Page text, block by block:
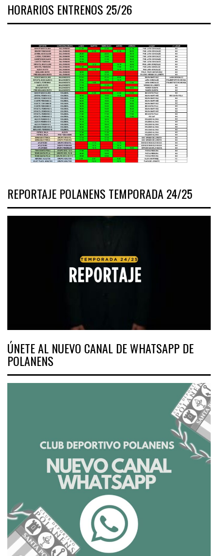
HORARIOS ENTRENOS 25/26
REPORTAJE POLANENS TEMPORADA 24/25
ÚNETE AL NUEVO CANAL DE WHATSAPP DE
POLANENS